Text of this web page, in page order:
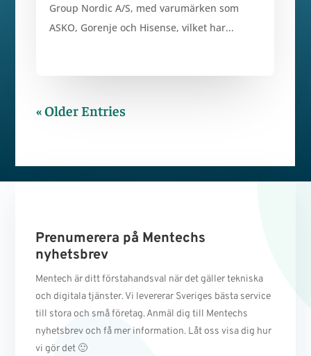
Group Nordic A/S, med varumärken som
ASKO, Gorenje och Hisense, vilket har...
« Older Entries
Prenumerera på Mentechs
nyhetsbrev
Mentech är ditt förstahandsval när det gäller tekniska
och digitala tjänster. Vi levererar Sveriges bästa service
till stora och små företag. Anmäl dig till Mentechs
nyhetsbrev och få mer information. Låt oss visa dig hur
vi gör det 🙂